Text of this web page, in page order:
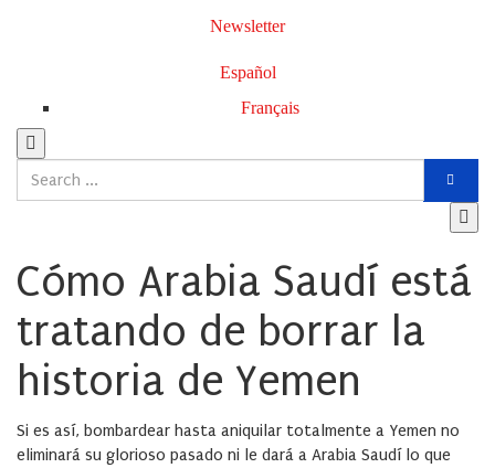
Newsletter
Español
Français
Cómo Arabia Saudí está
tratando de borrar la
historia de Yemen
Si es así, bombardear hasta aniquilar totalmente a Yemen no
eliminará su glorioso pasado ni le dará a Arabia Saudí lo que